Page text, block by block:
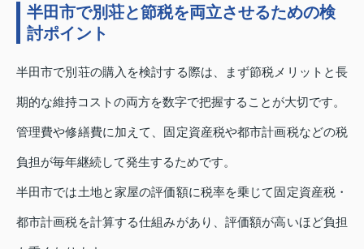
半田市で別荘と節税を両立させるための検
討ポイント
半田市で別荘の購入を検討する際は、まず節税メリットと長
期的な維持コストの両方を数字で把握することが大切です。
管理費や修繕費に加えて、固定資産税や都市計画税などの税
負担が毎年継続して発生するためです。
半田市では土地と家屋の評価額に税率を乗じて固定資産税・
都市計画税を計算する仕組みがあり、評価額が高いほど負担